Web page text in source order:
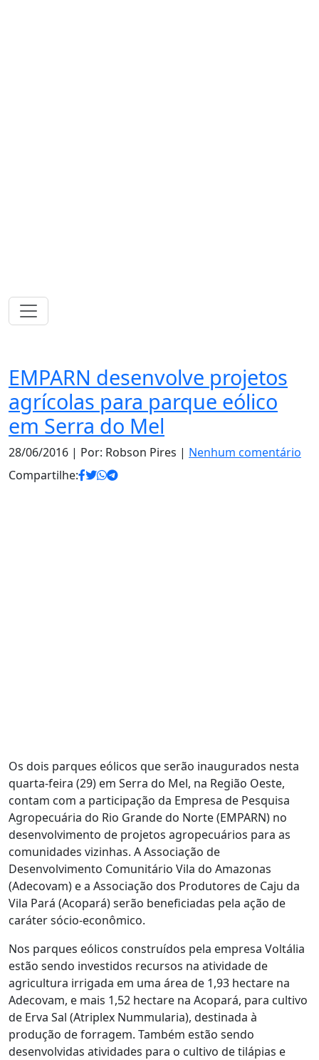
EMPARN desenvolve projetos
agrícolas para parque eólico
em Serra do Mel
28/06/2016 | Por: Robson Pires | Nenhum comentário
Compartilhe:
Os dois parques eólicos que serão inaugurados nesta
quarta-feira (29) em Serra do Mel, na Região Oeste,
contam com a participação da Empresa de Pesquisa
Agropecuária do Rio Grande do Norte (EMPARN) no
desenvolvimento de projetos agropecuários para as
comunidades vizinhas. A Associação de
Desenvolvimento Comunitário Vila do Amazonas
(Adecovam) e a Associação dos Produtores de Caju da
Vila Pará (Acopará) serão beneficiadas pela ação de
caráter sócio-econômico.
Nos parques eólicos construídos pela empresa Voltália
estão sendo investidos recursos na atividade de
agricultura irrigada em uma área de 1,93 hectare na
Adecovam, e mais 1,52 hectare na Acopará, para cultivo
de Erva Sal (Atriplex Nummularia), destinada à
produção de forragem. Também estão sendo
desenvolvidas atividades para o cultivo de tilápias e